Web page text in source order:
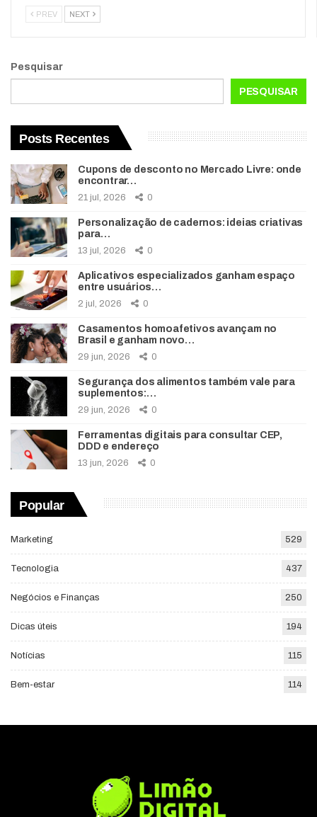
PREV NEXT
Pesquisar
PESQUISAR
Posts Recentes
Cupons de desconto no Mercado Livre: onde
encontrar…
21 jul, 2026 0
Personalização de cadernos: ideias criativas
para…
13 jul, 2026 0
Aplicativos especializados ganham espaço
entre usuários…
2 jul, 2026 0
Casamentos homoafetivos avançam no
Brasil e ganham novo…
29 jun, 2026 0
Segurança dos alimentos também vale para
suplementos:…
29 jun, 2026 0
Ferramentas digitais para consultar CEP,
DDD e endereço
13 jun, 2026 0
Popular
Marketing 529
Tecnologia 437
Negócios e Finanças 250
Dicas úteis 194
Notícias 115
Bem-estar 114